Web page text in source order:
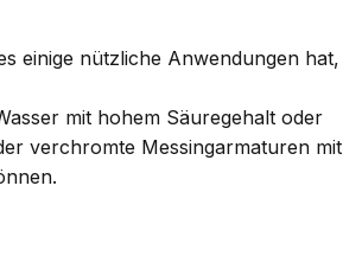
einige nützliche Anwendungen hat,
mit hohem Säuregehalt oder
verchromte Messingarmaturen mit